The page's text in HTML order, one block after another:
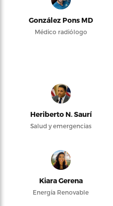
González Pons MD
Médico radiólogo
Heriberto N. Saurí
Salud y emergencias
Kiara Gerena
Energía Renovable